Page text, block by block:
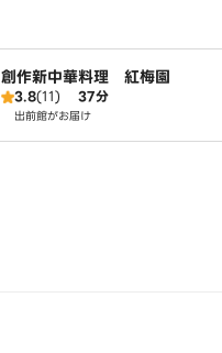
創作新中華料理 紅梅園
3.8(11) 37分
出前館がお届け